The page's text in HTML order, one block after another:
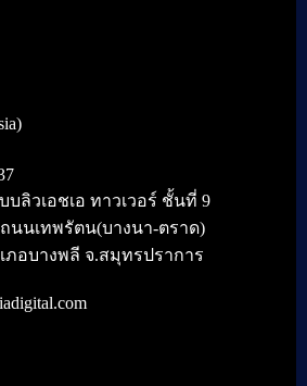
บลิวเอชเอ ทาวเวอร์ ชั้นที่ 9
นนเทพรัตน(บางนา-ตราด)
ภอบางพลี จ.สมุทรปราการ